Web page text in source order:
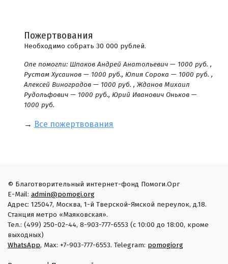
Пожертвования
Необходимо собрать 30 000 рублей.
Оле помогли: Шпаков Андрей Анатольевич — 1000 руб. ,
Рустам Хусаинов — 1000 руб., Юлия Сорока — 1000 руб. ,
Алексей Виноградов — 1000 руб. , Жданов Михаил
Рудольфович — 1000 руб., Юрий Иванович Оньков —
1000 руб.
→ Все пожертвования
© Благотворительный интернет-фонд Помоги.Орг
E-Mail: admin@pomogi.org
Адрес: 125047, Москва, 1-й Тверской-Ямской переулок, д.18.
Станция метро «Маяковская».
Тел.: (499) 250-02-44, 8-903-777-6553 (с 10:00 до 18:00, кроме
выходных)
WhatsApp, Max: +7-903-777-6553. Telegram: pomogiorg